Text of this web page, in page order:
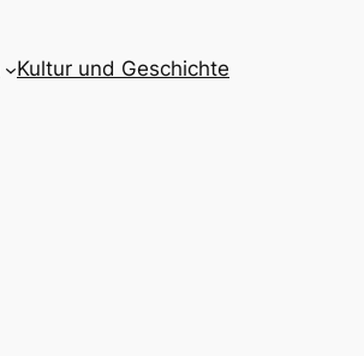
Kultur und Geschichte